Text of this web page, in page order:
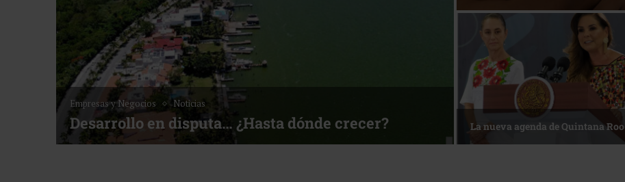
Empresas y Negocios Noticias
Desarrollo en disputa… ¿Hasta dónde crecer? La nueva agenda de Quintana Roo